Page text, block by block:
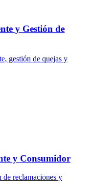
y Gestión de
gestión de quejas y
y Consumidor
de reclamaciones y